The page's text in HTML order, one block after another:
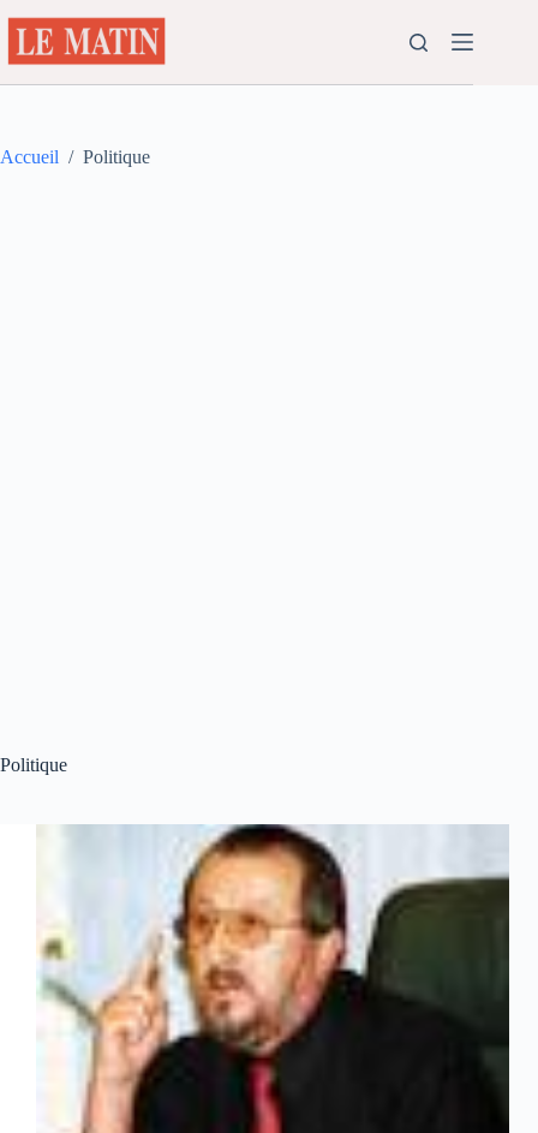
au
contenu
Accueil / Politique
Politique